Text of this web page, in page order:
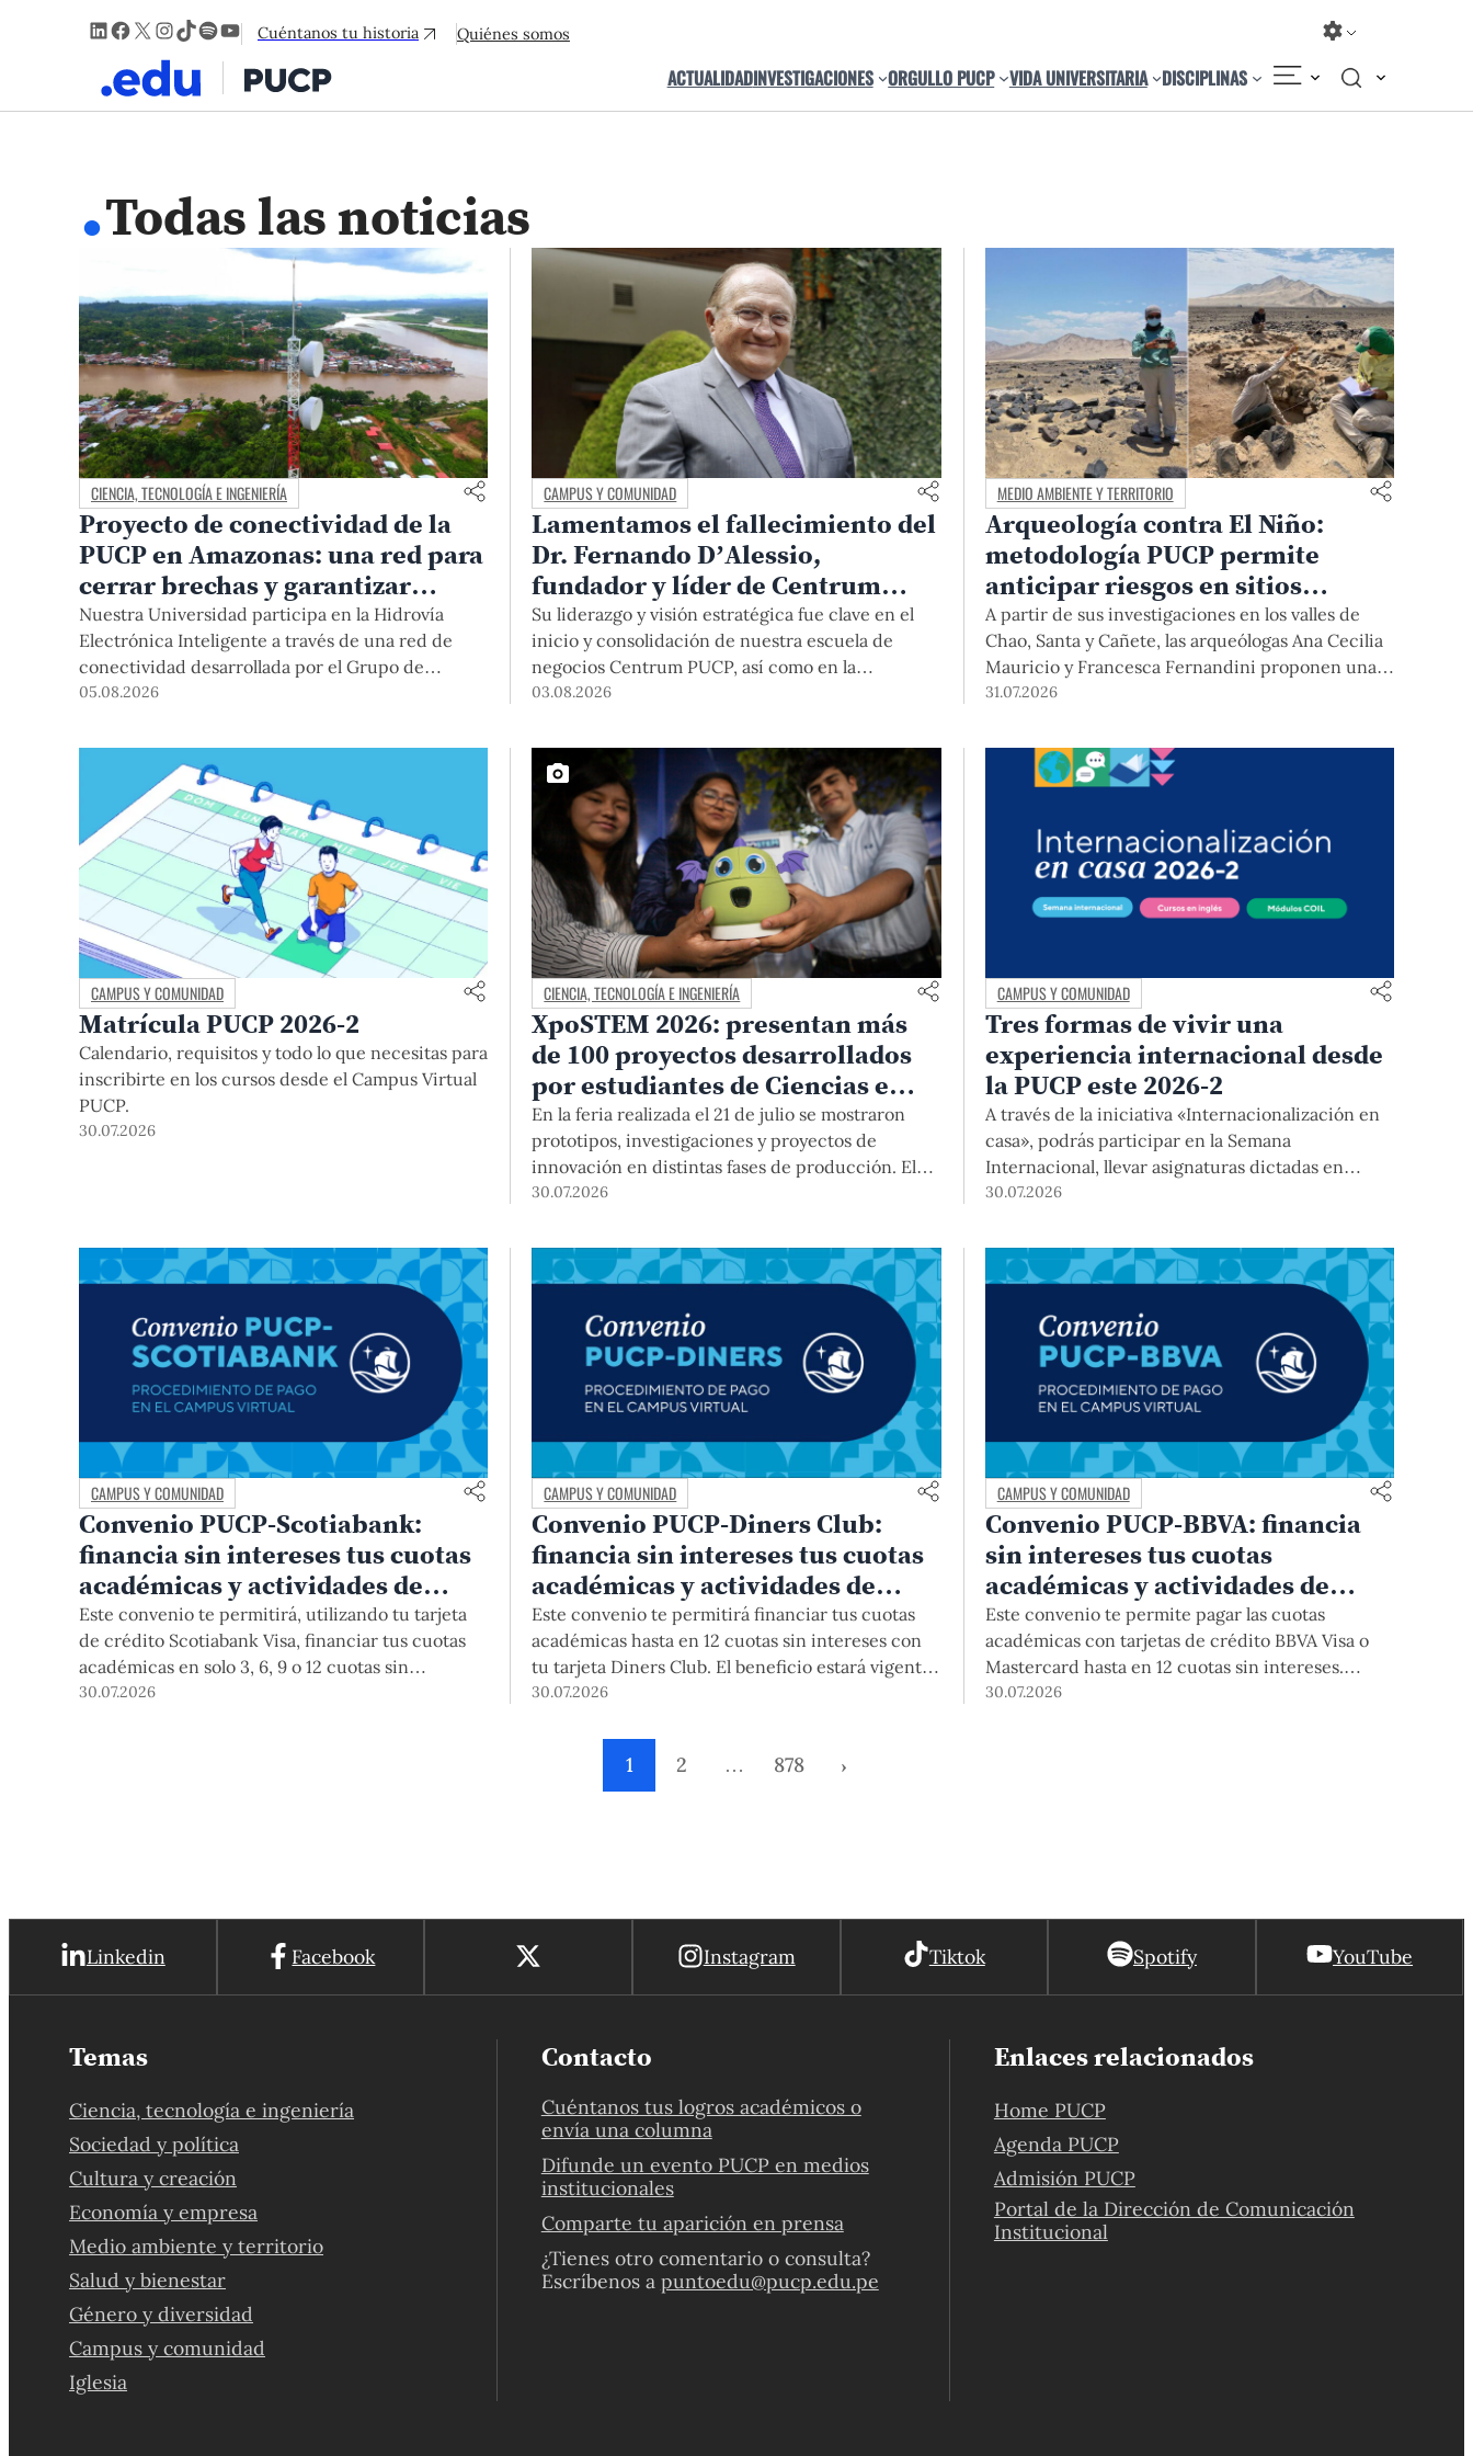
LinkedIn
Facebook
X Instagram
TikTok
Spotify
YouTube
Cuéntanos tu historia Quiénes somos
ACTUALIDADINVESTIGACIONES ORGULLO PUCP VIDA UNIVERSITARIA DISCIPLINAS
.Todas las noticias
CIENCIA, TECNOLOGÍA E INGENIERÍA
Proyecto de conectividad de la
PUCP en Amazonas: una red para
cerrar brechas y garantizar
derechos
Nuestra Universidad participa en la Hidrovía
Electrónica Inteligente a través de una red de
conectividad desarrollada por el Grupo de
Telecomunicaciones Rurales (GTR-PUCP) desde
desarrollo de esta red, sus aportes a la salud y la
educación de la zona, así como los alcances de la
intervención de la PUCP en el proyecto.
05.08.2026
CAMPUS Y COMUNIDAD
Lamentamos el fallecimiento del
Dr. Fernando D’Alessio,
fundador y líder de Centrum
PUCP
Su liderazgo y visión estratégica fue clave en el
inicio y consolidación de nuestra escuela de
negocios Centrum PUCP, así como en la
formación de profesionales empresariales
Universidad agradece el aporte del vicealmirante
AP (r) Dr. Fernando D'Alessio (1944-2026).
03.08.2026
MEDIO AMBIENTE Y TERRITORIO
Arqueología contra El Niño:
metodología PUCP permite
anticipar riesgos en sitios
arqueológicos
A partir de sus investigaciones en los valles de
Chao, Santa y Cañete, las arqueólogas Ana Cecilia
Mauricio y Francesca Fernandini proponen una
herramienta de bajo costo que combina datos
geográfica y trabajo de campo para identificar
sitios arqueológicos vulnerables ante lluvias,
asociados al fenómeno de El Niño.
31.07.2026
CAMPUS Y COMUNIDAD
Matrícula PUCP 2026-2
Calendario, requisitos y todo lo que necesitas para
inscribirte en los cursos desde el Campus Virtual
PUCP.
30.07.2026
CIENCIA, TECNOLOGÍA E INGENIERÍA
XpoSTEM 2026: presentan más
de 100 proyectos desarrollados
por estudiantes de Ciencias e
Ingeniería PUCP orientados a
atender necesidades del país
En la feria realizada el 21 de julio se mostraron
prototipos, investigaciones y proyectos de
innovación en distintas fases de producción. El
encuentro mostró cómo el conocimiento
concretos del Perú en salud, robótica,
inteligencia artificial, sostenibilidad y sectores
30.07.2026
CAMPUS Y COMUNIDAD
Tres formas de vivir una
experiencia internacional desde
la PUCP este 2026-2
A través de la iniciativa «Internacionalización en
casa», podrás participar en la Semana
Internacional, llevar asignaturas dictadas en
inglés, y acceder a módulos COIL junto con
extranjeras. La inscripción se realizará del 4 al 6
de agosto mediante el Campus Virtual, durante la
30.07.2026
CAMPUS Y COMUNIDAD
Convenio PUCP-Scotiabank:
financia sin intereses tus cuotas
académicas y actividades de
educación continua
Este convenio te permitirá, utilizando tu tarjeta
de crédito Scotiabank Visa, financiar tus cuotas
académicas en solo 3, 6, 9 o 12 cuotas sin
intereses. Este beneficio está vigente hasta el 31
30.07.2026
CAMPUS Y COMUNIDAD
Convenio PUCP-Diners Club:
financia sin intereses tus cuotas
académicas y actividades de
educación continua
Este convenio te permitirá financiar tus cuotas
académicas hasta en 12 cuotas sin intereses con
tu tarjeta Diners Club. El beneficio estará vigente
hasta el 31 de diciembre del 2026 para pregrado y
anteriores, trámites académicos, diplomaturas,
programas, cursos o talleres de educación
continua que se pagan con tarjeta de crédito
30.07.2026
CAMPUS Y COMUNIDAD
Convenio PUCP-BBVA: financia
sin intereses tus cuotas
académicas y actividades de
educación continua
Este convenio te permite pagar las cuotas
académicas con tarjetas de crédito BBVA Visa o
Mastercard hasta en 12 cuotas sin intereses.
Podrás acceder a esta forma de pago hasta el 31
30.07.2026
1 2 … 878 ›
Linkedin Facebook Instagram Tiktok Spotify YouTube
Temas
Ciencia, tecnología e ingeniería
Sociedad y política
Cultura y creación
Economía y empresa
Medio ambiente y territorio
Salud y bienestar
Género y diversidad
Campus y comunidad
Iglesia
Contacto
Cuéntanos tus logros académicos o
envía una columna
Difunde un evento PUCP en medios
institucionales
Comparte tu aparición en prensa
¿Tienes otro comentario o consulta?
Escríbenos a puntoedu@pucp.edu.pe
Enlaces relacionados
Home PUCP
Agenda PUCP
Admisión PUCP
Portal de la Dirección de Comunicación
Institucional